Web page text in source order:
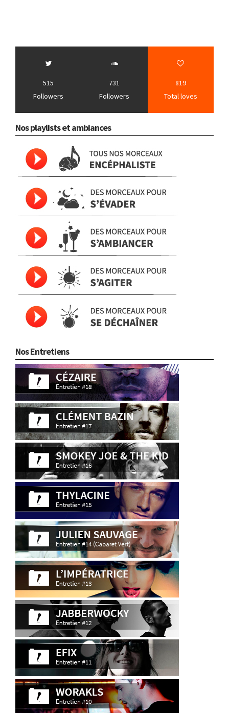
515
Followers
731
Followers
819
Total loves
Nos playlists et ambiances
Nos Entretiens